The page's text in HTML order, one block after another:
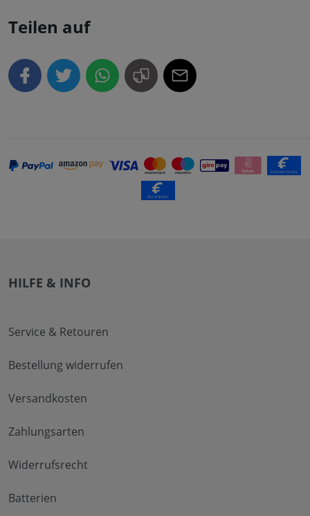
Teilen auf
HILFE & INFO
Service & Retouren
Bestellung widerrufen
Versandkosten
Zahlungsarten
Widerrufsrecht
Batterien